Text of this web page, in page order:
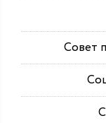
Совет